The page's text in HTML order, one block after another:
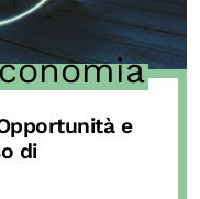
e
di